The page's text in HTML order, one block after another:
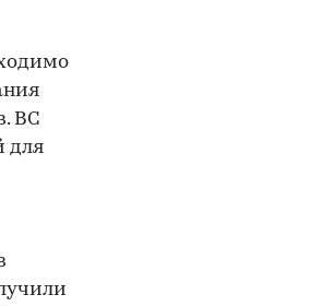
ВС
для